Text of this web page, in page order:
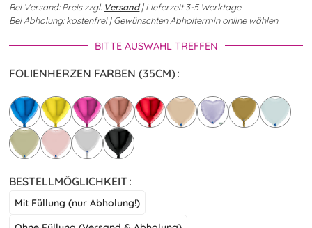
Bei Versand: Preis zzgl. Versand| Lieferzeit 3-5 Werktage
Bei Abholung: kostenfrei | Gewünschten Abholtermin online wählen
BITTE AUSWAHL TREFFEN
FOLIENHERZEN FARBEN (35CM)
BESTELLMÖGLICHKEIT
Mit Füllung (nur Abholung!)